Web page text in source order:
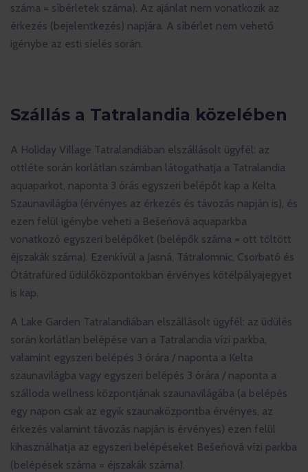
száma = síbérletek száma). Az ajánlat nem vonatkozik az
érkezés (bejelentkezés) napjára. A síbérlet nem vehető
igénybe az esti síelés során.
Szállás a Tatralandia közelében
A Holiday Village Tatralandiában elszállásolt ügyfél: az
ottléte során korlátlan számban látogathatja a Tatralandia
aquaparkot, naponta 3 órás egyszeri belépőt kap a Kelta
Szaunavilágba (érvényes az érkezés és távozás napján is), és
ezen felül igénybe veheti a Bešeňová aquaparkba
vonatkozó egyszeri belépőket (belépők száma = ott töltött
éjszakák száma). Ezenkívül a Jasná, Tátralomnic, Csorbató és
Ótátrafüred üdülőközpontokban érvényes kötélpályajegyet
is kap.
A Lake Garden Tatralandiában elszállásolt ügyfél: az üdülés
során korlátlan belépése van a Tatralandia vízi parkba,
valamint egyszeri belépés 3 órára / naponta a Kelta
szaunavilágba vagy egyszeri belépés 3 órára / naponta a
szálloda wellness központjának szaunavilágába (a belépés
egy napon csak az egyik szaunaközpontba érvényes, az
érkezés valamint távozás napján is érvényes) ezen felül
kihasználhatja az egyszeri belépéseket Bešeňová vízi parkba
(belépések száma = éjszakák száma).